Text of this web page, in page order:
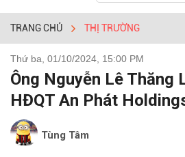
TRANG CHỦ THỊ TRƯỜNG
Thứ ba, 01/10/2024, 15:00 PM
Ông Nguyễn Lê Thăng
HĐQT An Phát
Tùng Tâm